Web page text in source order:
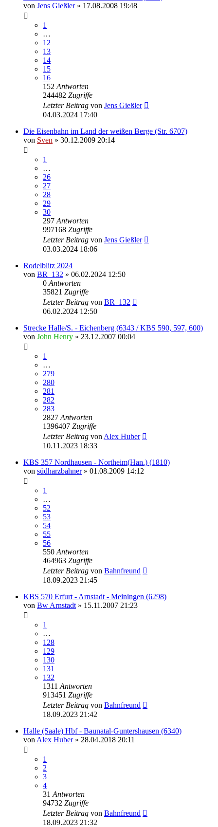
von Jens Gießler» 17.08.2008 19:48
1
…
12
13
14
15
16
152 Antworten
244482 Zugriffe
Letzter Beitrag von Jens Gießler
04.03.2024 17:40
Die Eisenbahn im Land der weißen Berge (Str. 6707)
von Sven » 30.12.2009 20:14
1
…
26
27
28
29
30
297 Antworten
997168 Zugriffe
Letzter Beitrag von Jens Gießler
03.03.2024 18:06
Rodelblitz 2024
von BR_132 » 06.02.2024 12:50
0 Antworten
35821 Zugriffe
Letzter Beitrag von BR_132
06.02.2024 12:50
Strecke Halle/S. - Eichenberg (6343 / KBS 590, 597, 600)
von John Henry » 23.12.2007 00:04
1
…
279
280
281
282
283
2827 Antworten
1396407 Zugriffe
Letzter Beitrag von Alex Huber
10.11.2023 18:33
KBS 357 Nordhausen - Northeim(Han.) (1810)
von südharzbahner» 01.08.2009 14:12
1
…
52
53
54
55
56
550 Antworten
464963 Zugriffe
Letzter Beitrag von Bahnfreund
18.09.2023 21:45
KBS 570 Erfurt - Arnstadt - Meiningen (6298)
von Bw Arnstadt » 15.11.2007 21:23
1
…
128
129
130
131
132
1311 Antworten
913451 Zugriffe
Letzter Beitrag von Bahnfreund
18.09.2023 21:42
Halle (Saale) Hbf - Baunatal-Guntershausen (6340)
von Alex Huber» 28.04.2018 20:11
1
2
3
4
31 Antworten
94732 Zugriffe
Letzter Beitrag von Bahnfreund
18.09.2023 21:32